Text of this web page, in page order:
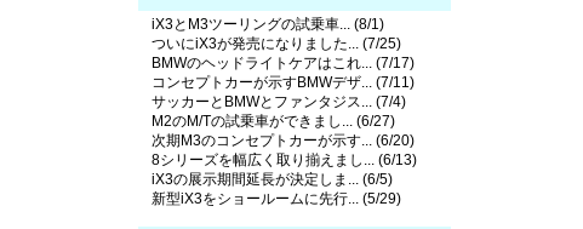
iX3とM3ツーリングの試乗車... (8/1)
ついにiX3が発売になりました... (7/25)
BMWのヘッドライトケアはこれ... (7/17)
コンセプトカーが示すBMWデザ... (7/11)
サッカーとBMWとファンタジス... (7/4)
M2のM/Tの試乗車ができまし... (6/27)
次期M3のコンセプトカーが示す... (6/20)
8シリーズを幅広く取り揃えまし... (6/13)
iX3の展示期間延長が決定しま... (6/5)
新型iX3をショールームに先行... (5/29)